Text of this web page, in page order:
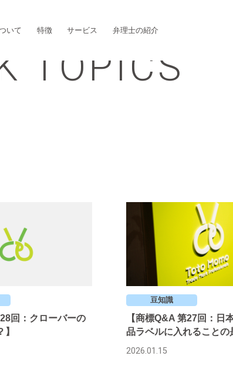
いて 特徴 サービス 弁理士の紹介
TOPICS
回：クローバーの
豆知識
【商標Q&A 第27回：日
品ラベルに入れることの
2026.01.15